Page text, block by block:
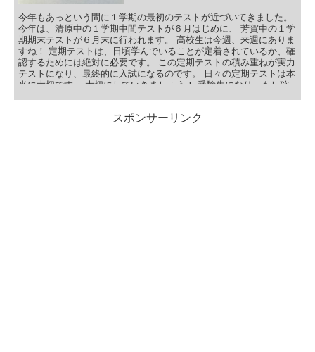
今年もあっという間に１学期の最初のテストが近づいてきました。
今年は、清原中の１学期中間テストが６月はじめに、 芳賀中の１学
期期末テストが６月末に行われます。 高校生は今週、来週にありま
すね！ 定期テストは、日頃学んでいることが定着されているか、確
認するためには絶対に必要です。 この定期テストの積み重ねが実力
テストになり、最終的に入試になるのです。 日々の定期テストは本
当に大切です。 大切にしていきましょう！ 受験生になり、もし確
ことも大切ですが、中学生、高校生はそろそろ将来を考えられるよ
スポンサーリンク